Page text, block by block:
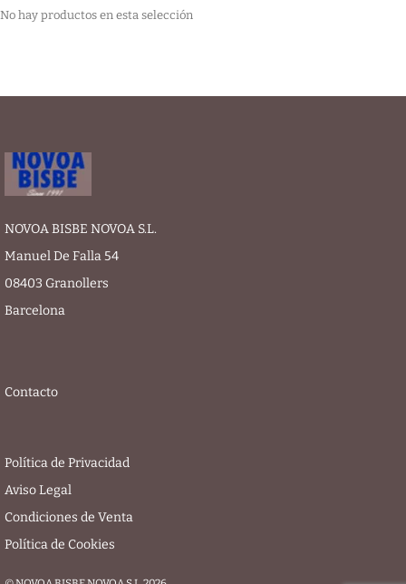
No hay productos en esta selección
NOVOA BISBE NOVOA S.L.
Manuel De Falla 54
08403 Granollers
Barcelona
Contacto
Política de Privacidad
Aviso Legal
Condiciones de Venta
Política de Cookies